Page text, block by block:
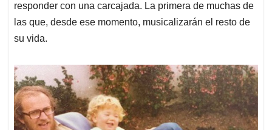
responder con una carcajada. La primera de muchas de
las que, desde ese momento, musicalizarán el resto de
su vida.